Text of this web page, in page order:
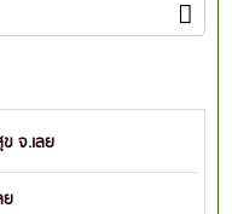
จ.เลย
ย